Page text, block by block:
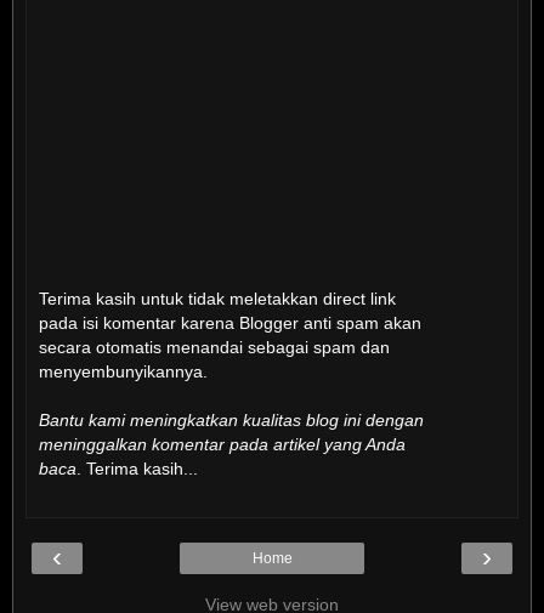
Terima kasih untuk tidak meletakkan direct link
pada isi komentar karena Blogger anti spam akan
secara otomatis menandai sebagai spam dan
menyembunyikannya.
Bantu kami meningkatkan kualitas blog ini dengan
meninggalkan komentar pada artikel yang Anda
baca . Terima kasih...
‹ ›
Home
View web version